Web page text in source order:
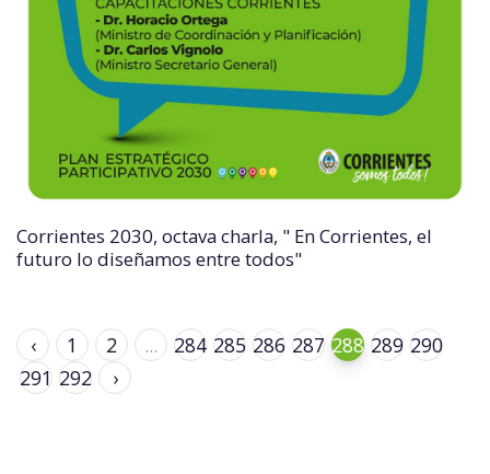
Corrientes 2030, octava charla, " En Corrientes, el
futuro lo diseñamos entre todos"
‹ 1 2 ... 284 285 286 287 288 289 290
291 292 ›